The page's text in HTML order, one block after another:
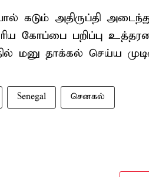
கடும் அதிருப்தி
கோப்பை பறிப்பு
மனு தாக்கல் செய்ய
Senegal செனகல்